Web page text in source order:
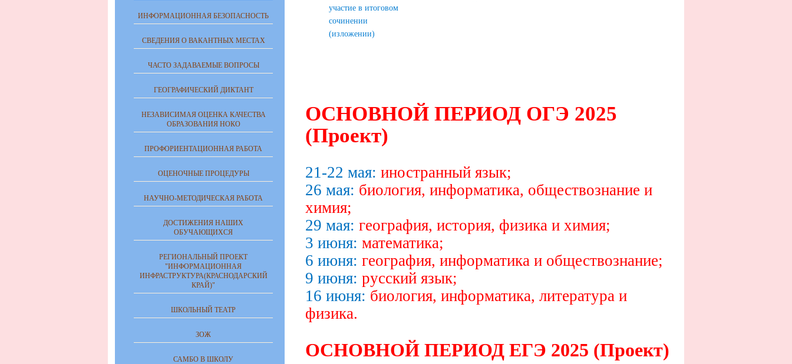
участие в итоговом
сочинении
(изложении)
ОСНОВНОЙ ПЕРИОД ОГЭ 2025
(Проект)
21-22 мая: иностранный язык;
26 мая: биология, информатика, обществознание и
химия;
29 мая: география, история, физика и химия;
3 июня: математика;
6 июня: география, информатика и обществознание;
9 июня: русский язык;
16 июня: биология, информатика, литература и
физика.
ОСНОВНОЙ ПЕРИОД ЕГЭ 2025 (Проект)
ИНФОРМАЦИОННАЯ БЕЗОПАСНОСТЬ
СВЕДЕНИЯ О ВАКАНТНЫХ МЕСТАХ
ЧАСТО ЗАДАВАЕМЫЕ ВОПРОСЫ
ГЕОГРАФИЧЕСКИЙ ДИКТАНТ
НЕЗАВИСИМАЯ ОЦЕНКА КАЧЕСТВА
ОБРАЗОВАНИЯ НОКО
ПРОФОРИЕНТАЦИОННАЯ РАБОТА
ОЦЕНОЧНЫЕ ПРОЦЕДУРЫ
НАУЧНО-МЕТОДИЧЕСКАЯ РАБОТА
ДОСТИЖЕНИЯ НАШИХ
ОБУЧАЮЩИХСЯ
РЕГИОНАЛЬНЫЙ ПРОЕКТ
"ИНФОРМАЦИОННАЯ
ИНФРАСТРУКТУРА(КРАСНОДАРСКИЙ
КРАЙ)"
ШКОЛЬНЫЙ ТЕАТР
ЗОЖ
САМБО В ШКОЛУ